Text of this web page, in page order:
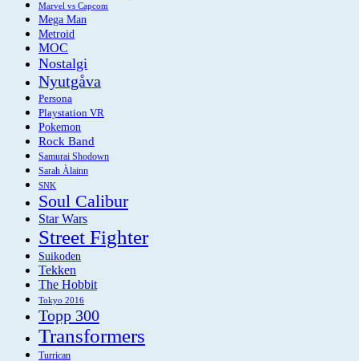
Marvel vs Capcom
Mega Man
Metroid
MOC
Nostalgi
Nyutgåva
Persona
Playstation VR
Pokemon
Rock Band
Samurai Shodown
Sarah Àlainn
SNK
Soul Calibur
Star Wars
Street Fighter
Suikoden
Tekken
The Hobbit
Tokyo 2016
Topp 300
Transformers
Turrican